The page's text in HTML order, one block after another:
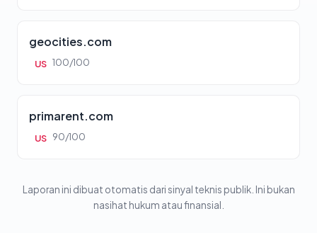
geocities.com
US 100/100
primarent.com
US 90/100
Laporan ini dibuat otomatis dari sinyal teknis publik. Ini bukan
nasihat hukum atau finansial.